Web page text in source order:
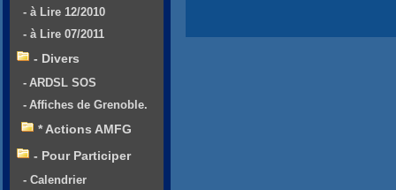
- à Lire 12/2010
- à Lire 07/2011
- Divers
- ARDSL SOS
- Affiches de Grenoble.
* Actions AMFG
- Pour Participer
- Calendrier